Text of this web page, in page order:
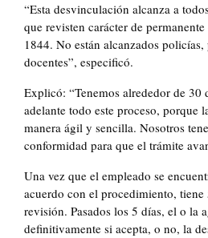
“Esta desvinculación alcanza a
que revisten carácter de
1844. No están alcanzados
docentes”, especificó.
Explicó: “Tenemos alrededor de 30
adelante todo este proceso, porque
manera ágil y sencilla. Nosotros
conformidad para que el trámite
Una vez que el empleado se
acuerdo con el procedimiento, tiene
revisión. Pasados los 5 días, el o la
definitivamente si acepta, o no, la